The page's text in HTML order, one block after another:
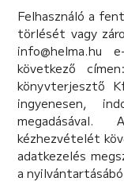
Felhasználó a
törlését vagy
következő
könyvterjesztő
ingyenesen,
kézhezvételét
adatkezelés
a